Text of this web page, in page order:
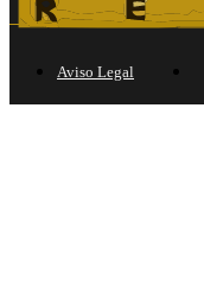
Aviso Legal